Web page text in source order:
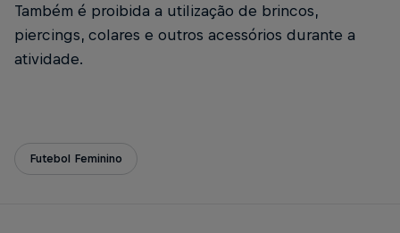
Também é proibida a utilização de brincos,
piercings, colares e outros acessórios durante a
atividade.
Futebol Feminino